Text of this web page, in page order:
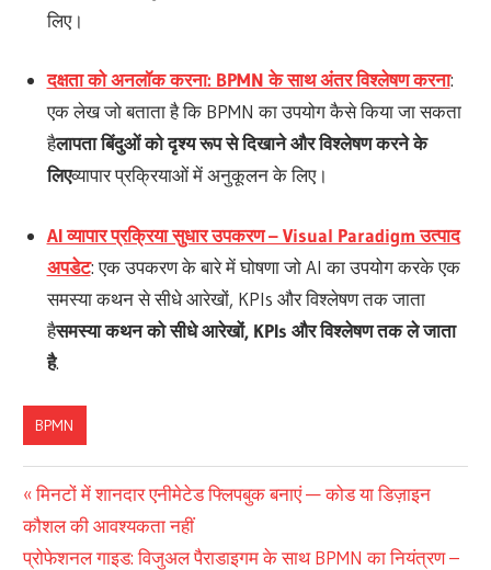
लिए।
दक्षता को अनलॉक करना: BPMN के साथ अंतर विश्लेषण करना:
एक लेख जो बताता है कि BPMN का उपयोग कैसे किया जा सकता
हैलापता बिंदुओं को दृश्य रूप से दिखाने और विश्लेषण करने के
लिएव्यापार प्रक्रियाओं में अनुकूलन के लिए।
AI व्यापार प्रक्रिया सुधार उपकरण – Visual Paradigm उत्पाद
अपडेट: एक उपकरण के बारे में घोषणा जो AI का उपयोग करके एक
समस्या कथन से सीधे आरेखों, KPIs और विश्लेषण तक जाता
हैसमस्या कथन को सीधे आरेखों, KPIs और विश्लेषण तक ले जाता
है.
BPMN
पोस्ट
नेविगेशन
Previous
Post:
मिनटों में शानदार एनीमेटेड फ्लिपबुक बनाएं — कोड या डिज़ाइन
कौशल की आवश्यकता नहीं
Next
प्रोफेशनल गाइड: विजुअल पैराडाइगम के साथ BPMN का नियंत्रण –